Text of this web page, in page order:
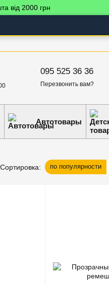
від 2000 грн
095 525 36 36
Перезвонить вам?
Автотовары
Сортировка: по популярности